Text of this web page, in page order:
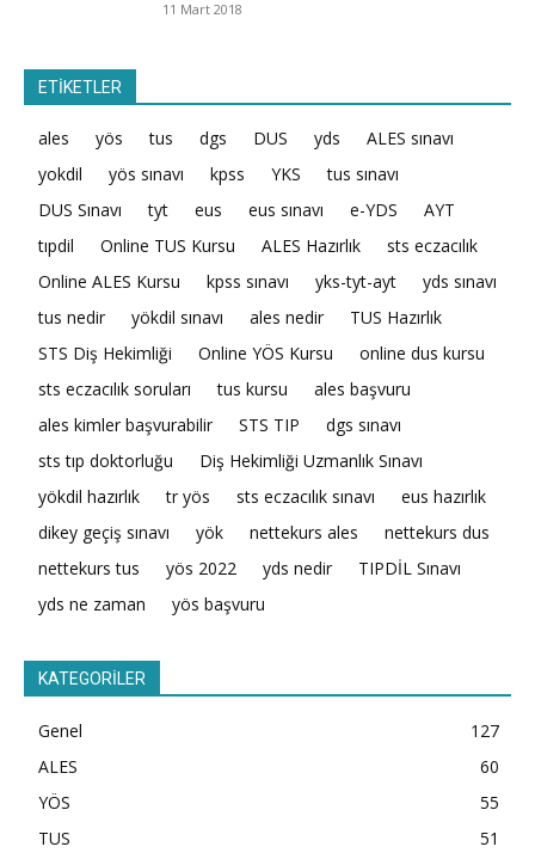
11 Mart 2018
ETİKETLER
ales yös tus dgs DUS yds
ALES sınavı
yokdil
yös sınavı kpss YKS
tus sınavı
DUS Sınavı
tyt eus eus sınavı e-YDS
AYT
tıpdil
Online TUS Kursu ALES Hazırlık
sts eczacılık
Online ALES Kursu
kpss sınavı yks-tyt-ayt
yds sınavı
tus nedir
yökdil sınavı ales nedir
TUS Hazırlık
STS Diş Hekimliği
Online YÖS Kursu
online dus kursu
sts eczacılık soruları
tus kursu
ales başvuru
ales kimler başvurabilir
STS TIP
dgs sınavı
sts tıp doktorluğu
Diş Hekimliği Uzmanlık Sınavı
yökdil hazırlık
tr yös sts eczacılık sınavı
eus hazırlık
dikey geçiş sınavı
yök nettekurs ales
nettekurs dus
nettekurs tus
yös 2022 yds nedir
TIPDİL Sınavı
yds ne zaman
yös başvuru
KATEGORİLER
Genel
127
ALES
60
YÖS
55
TUS
51